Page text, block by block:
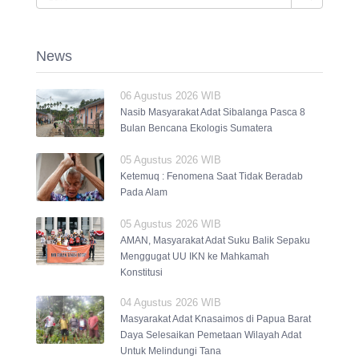
News
06 Agustus 2026 WIB
Nasib Masyarakat Adat Sibalanga Pasca 8
Bulan Bencana Ekologis Sumatera
05 Agustus 2026 WIB
Ketemuq : Fenomena Saat Tidak Beradab
Pada Alam
05 Agustus 2026 WIB
AMAN, Masyarakat Adat Suku Balik Sepaku
Menggugat UU IKN ke Mahkamah
Konstitusi
04 Agustus 2026 WIB
Masyarakat Adat Knasaimos di Papua Barat
Daya Selesaikan Pemetaan Wilayah Adat
Untuk Melindungi Tana